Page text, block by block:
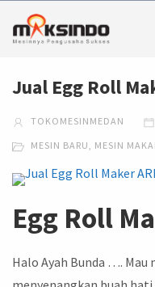
Jual Egg Roll
TOKOMESINMEDAN
MESIN BARU, MESIN
Egg Roll
Halo Ayah Bunda ….